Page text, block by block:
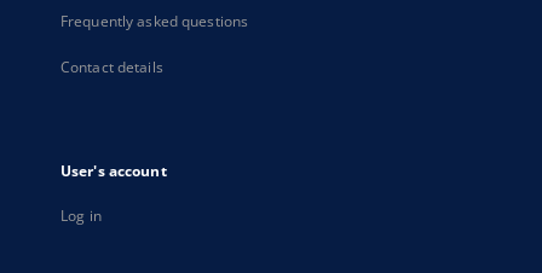
Frequently asked questions
Contact details
User's account
Log in